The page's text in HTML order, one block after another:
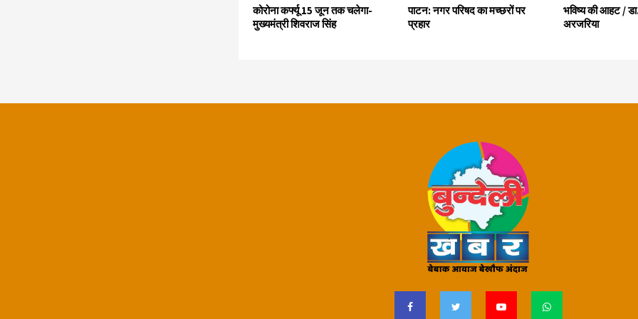
कोरोना कर्फ्यू 15 जून तक चलेगा-
मुख्यमंत्री शिवराज सिंह
पाटन: नगर परिषद का मच्छरों पर
प्रहार
भविष्य की आहट /
अरजरिया